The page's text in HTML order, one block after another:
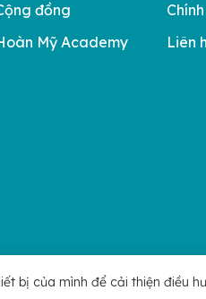
đồng
Mỹ Academy
Liên
bị của mình để cải thiện điều